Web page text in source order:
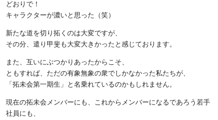
どおりで！
キャラクターが濃いと思った（笑）
新たな道を切り拓くのは大変ですが、
その分、遣り甲斐も大変大きかったと感じております。
また、互いにぶつかりあったからこそ、
ともすれば、ただの有象無象の衆でしかなかった私たちが、
「拓未会第一期生」と名乗れているのかもしれません。
現在の拓未会メンバーにも、これからメンバーになるであろう若手
社員にも、